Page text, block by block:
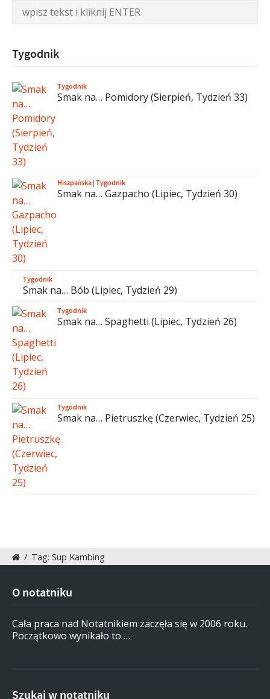
Tygodnik
Tygodnik
Smak na… Pomidory (Sierpień, Tydzień 33)
Hiszpańska|Tygodnik
Smak na… Gazpacho (Lipiec, Tydzień 30)
Tygodnik
Smak na… Bób (Lipiec, Tydzień 29)
Tygodnik
Smak na… Spaghetti (Lipiec, Tydzień 26)
Tygodnik
Smak na… Pietruszkę (Czerwiec, Tydzień 25)
/ Tag: Sup Kambing
O notatniku
Cała praca nad Notatnikiem zaczęła się w 2006 roku.
Początkowo wynikało to …
Szukaj w notatniku